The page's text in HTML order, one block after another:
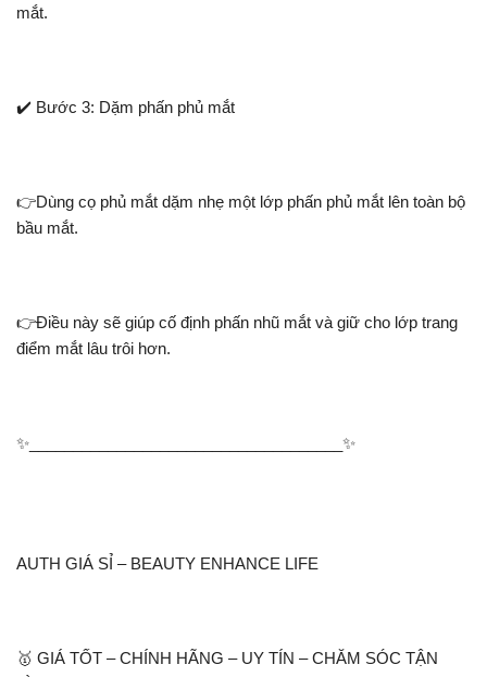
mắt.
✔️ Bước 3: Dặm phấn phủ mắt
👉Dùng cọ phủ mắt dặm nhẹ một lớp phấn phủ mắt lên toàn bộ
bầu mắt.
👉Điều này sẽ giúp cố định phấn nhũ mắt và giữ cho lớp trang
điểm mắt lâu trôi hơn.
✨____________________________________✨
AUTH GIÁ SỈ – BEAUTY ENHANCE LIFE
🥇 GIÁ TỐT – CHÍNH HÃNG – UY TÍN – CHĂM SÓC TẬN